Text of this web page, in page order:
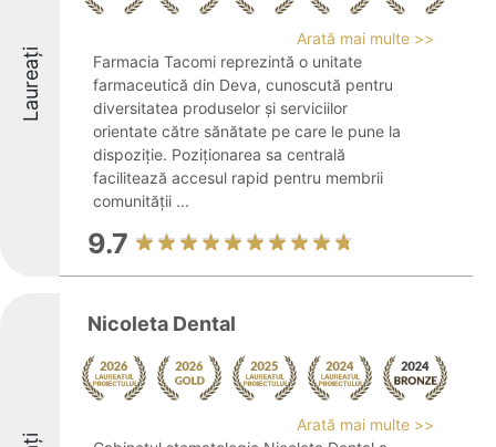
Laureați
Arată mai multe >>
Farmacia Tacomi reprezintă o unitate
farmaceutică din Deva, cunoscută pentru
diversitatea produselor și serviciilor
orientate către sănătate pe care le pune la
dispoziție. Poziționarea sa centrală
facilitează accesul rapid pentru membrii
comunității ...
9.7
Nicoleta Dental
Arată mai multe >>